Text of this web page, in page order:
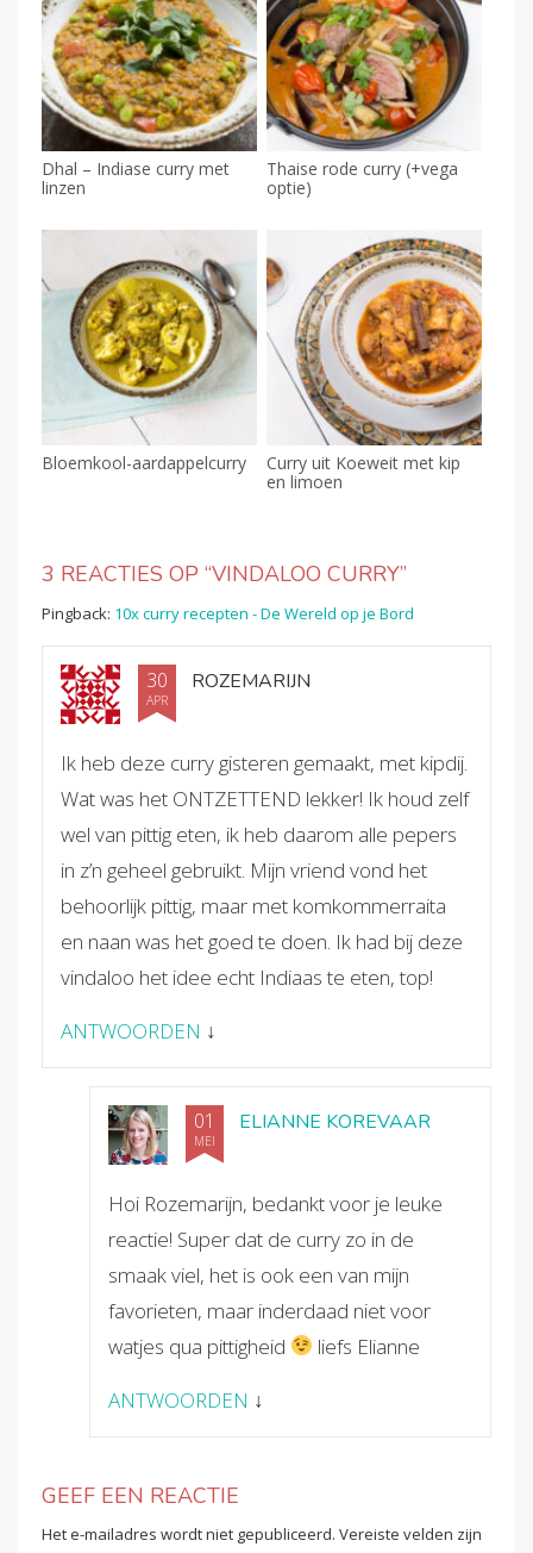
Dhal – Indiase curry met
linzen
Thaise rode curry (+vega
optie)
Bloemkool-aardappelcurry
Curry uit Koeweit met kip
en limoen
3 REACTIES OP “VINDALOO CURRY”
Pingback: 10x curry recepten - De Wereld op je Bord
ROZEMARIJN
30
APR
Ik heb deze curry gisteren gemaakt, met kipdij.
Wat was het ONTZETTEND lekker! Ik houd zelf
wel van pittig eten, ik heb daarom alle pepers
in z’n geheel gebruikt. Mijn vriend vond het
behoorlijk pittig, maar met komkommerraita
en naan was het goed te doen. Ik had bij deze
vindaloo het idee echt Indiaas te eten, top!
ANTWOORDEN ↓
ELIANNE KOREVAAR
01
MEI
Hoi Rozemarijn, bedankt voor je leuke
reactie! Super dat de curry zo in de
smaak viel, het is ook een van mijn
favorieten, maar inderdaad niet voor
watjes qua pittigheid
liefs Elianne
ANTWOORDEN ↓
GEEF EEN REACTIE
Het e-mailadres wordt niet gepubliceerd. Vereiste velden zijn